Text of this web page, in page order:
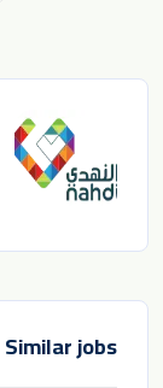
Similar jobs